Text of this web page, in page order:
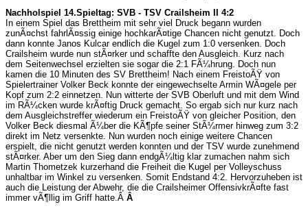
Nachholspiel 14.Spieltag: SVB - TSV Crailsheim II 4:2
In einem Spiel das Brettheim mit sehr viel Druck begann wurden
zunÃ¤chst fahrlÃ¤ssig einige hochkarÃ¤tige Chancen nicht genutzt. Doch
dann konnte Janos Kulcar endlich die Kugel zum 1:0 versenken. Doch
Crailsheim wurde nun stÃ¤rker und schaffte den Ausgleich. Kurz nach
dem Seitenwechsel erzielten sie sogar die 2:1 FÃ¼hrung. Doch nun
kamen die 10 Minuten des SV Brettheim! Nach einem FreistoÃŸ von
Spielertrainer Volker Beck konnte der eingewechselte Armin WÃ¤gele per
Kopf zum 2:2 einnetzen. Nun witterte der SVB Oberluft und mit dem Wind
im RÃ¼cken wurde krÃ¤ftig Druck gemacht. So ergab sich nur kurz nach
dem Ausgleichstreffer wiederum ein FreistoÃŸ von gleicher Position, den
Volker Beck diesmal Ã¼ber die KÃ¶pfe seiner StÃ¼rmer hinweg zum 3:2
direkt im Netz versenkte. Nun wurden noch einige weitere Chancen
erspielt, die nicht genutzt werden konnten und der TSV wurde zunehmend
stÃ¤rker. Aber um den Sieg dann endgÃ¼ltig klar zumachen nahm sich
Martin Thometzek kurzerhand die Freiheit die Kugel per Volleyschuss
unhaltbar im Winkel zu versenken. Somit Endstand 4:2. Hervorzuheben ist
auch die Leistung der Abwehr, die die Crailsheimer OffensivkrÃ¤fte fast
immer vÃ¶llig im Griff hatte.Â Â